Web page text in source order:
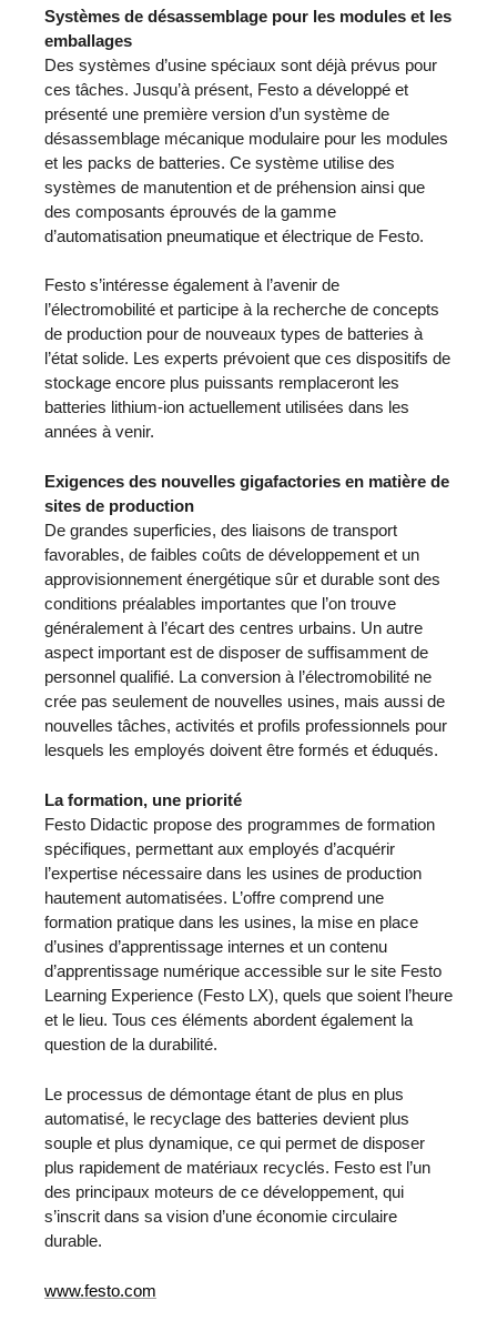
Systèmes de désassemblage pour les modules et les
emballages
Des systèmes d’usine spéciaux sont déjà prévus pour
ces tâches. Jusqu’à présent, Festo a développé et
présenté une première version d’un système de
désassemblage mécanique modulaire pour les modules
et les packs de batteries. Ce système utilise des
systèmes de manutention et de préhension ainsi que
des composants éprouvés de la gamme
d’automatisation pneumatique et électrique de Festo.
Festo s’intéresse également à l’avenir de
l’électromobilité et participe à la recherche de concepts
de production pour de nouveaux types de batteries à
l’état solide. Les experts prévoient que ces dispositifs de
stockage encore plus puissants remplaceront les
batteries lithium-ion actuellement utilisées dans les
années à venir.
Exigences des nouvelles gigafactories en matière de
sites de production
De grandes superficies, des liaisons de transport
favorables, de faibles coûts de développement et un
approvisionnement énergétique sûr et durable sont des
conditions préalables importantes que l’on trouve
généralement à l’écart des centres urbains. Un autre
aspect important est de disposer de suffisamment de
personnel qualifié. La conversion à l’électromobilité ne
crée pas seulement de nouvelles usines, mais aussi de
nouvelles tâches, activités et profils professionnels pour
lesquels les employés doivent être formés et éduqués.
La formation, une priorité
Festo Didactic propose des programmes de formation
spécifiques, permettant aux employés d’acquérir
l’expertise nécessaire dans les usines de production
hautement automatisées. L’offre comprend une
formation pratique dans les usines, la mise en place
d’usines d’apprentissage internes et un contenu
d’apprentissage numérique accessible sur le site Festo
Learning Experience (Festo LX), quels que soient l’heure
et le lieu. Tous ces éléments abordent également la
question de la durabilité.
Le processus de démontage étant de plus en plus
automatisé, le recyclage des batteries devient plus
souple et plus dynamique, ce qui permet de disposer
plus rapidement de matériaux recyclés. Festo est l’un
des principaux moteurs de ce développement, qui
s’inscrit dans sa vision d’une économie circulaire
durable.
www.festo.com